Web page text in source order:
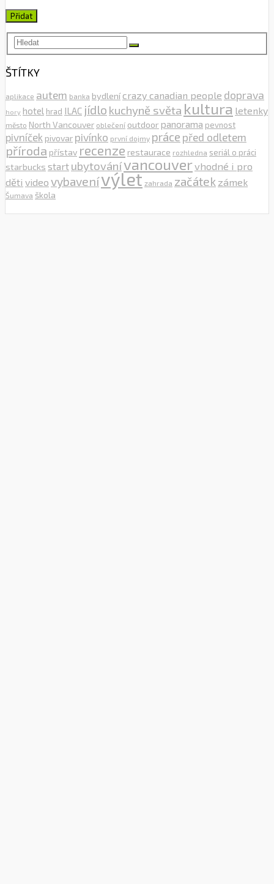
ŠTÍTKY
aplikace autem banka bydlení crazy canadian people doprava
hory hotel hrad ILAC jídlo kuchyně světa kultura letenky
město North Vancouver oblečení outdoor panorama pevnost
pivníček pivovar pivínko první dojmy práce před odletem
příroda přístav recenze restaurace rozhledna seriál o práci
starbucks start ubytovánívancouvervhodné i pro
děti video vybavenívýlet zahrada začátek zámek
Šumava škola